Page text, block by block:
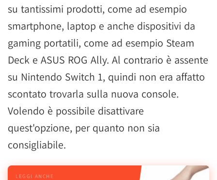
su tantissimi prodotti, come ad esempio
smartphone, laptop e anche dispositivi da
gaming portatili, come ad esempio Steam
Deck e ASUS ROG Ally. Al contrario è assente
su Nintendo Switch 1, quindi non era affatto
scontato trovarla sulla nuova console.
Volendo è possibile disattivare
quest'opzione, per quanto non sia
consigliabile.